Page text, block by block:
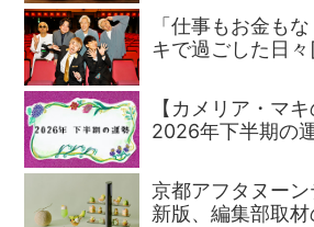
「仕事もお金も
キで過ごした日々
【カメリア・マ
2026年下半期の
京都アフタヌー
新版、編集部取